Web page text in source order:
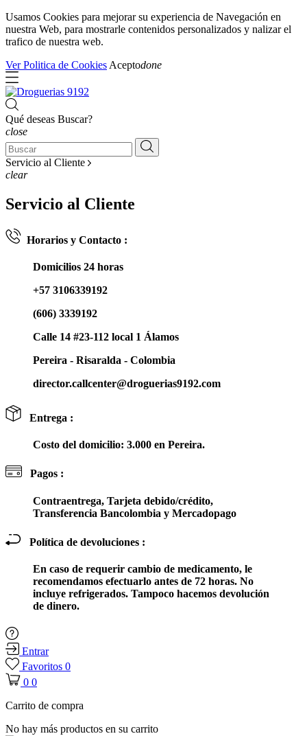
Usamos Cookies para mejorar su experiencia de Navegación en
nuestra Web, para mostrarle contenidos personalizados y nalizar el
trafico de nuestra web.
Ver Politica de Cookies Aceptodone
Qué deseas Buscar?
close
Servicio al Cliente
clear
Servicio al Cliente
Horarios y Contacto :
Domicilios 24 horas
+57 3106339192
(606) 3339192
Calle 14 #23-112 local 1 Álamos
Pereira - Risaralda - Colombia
director.callcenter@droguerias9192.com
Entrega :
Costo del domicilio: 3.000 en Pereira.
Pagos :
Contraentrega, Tarjeta debido/crédito,
Transferencia Bancolombia y Mercadopago
Política de devoluciones :
En caso de requerir cambio de medicamento, le
recomendamos efectuarlo antes de 72 horas. No
incluye refrigerados. Tampoco hacemos devolución
de dinero.
Entrar
Favoritos 0
0 0
Carrito de compra
No hay más productos en su carrito